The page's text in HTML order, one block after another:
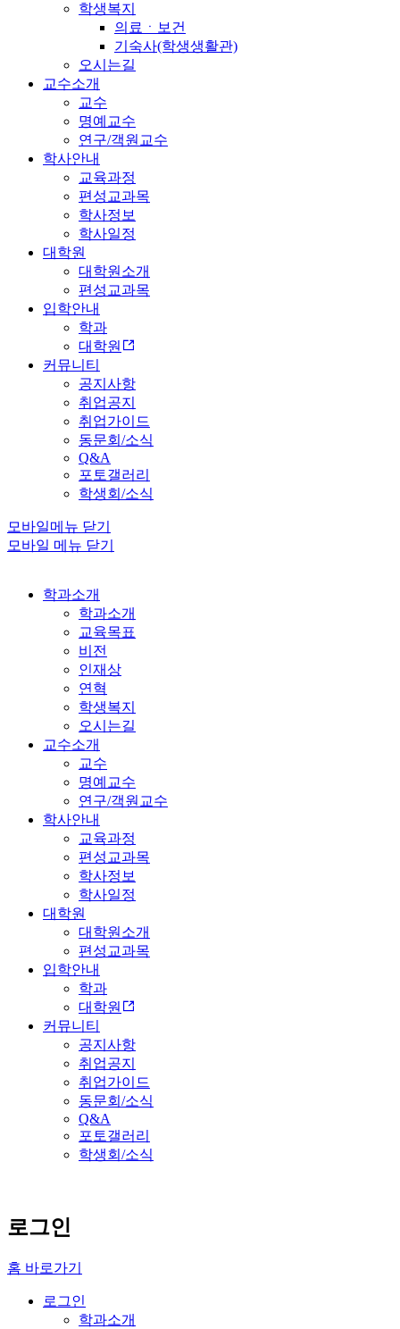
학생복지
의료ㆍ보건
기숙사(학생생활관)
오시는길
교수소개
교수
명예교수
연구/객원교수
학사안내
교육과정
편성교과목
학사정보
학사일정
대학원
대학원소개
편성교과목
입학안내
학과
대학원
커뮤니티
공지사항
취업공지
취업가이드
동문회/소식
Q&A
포토갤러리
학생회/소식
모바일메뉴 닫기
모바일 메뉴 닫기
학과소개
학과소개
교육목표
비전
인재상
연혁
학생복지
오시는길
교수소개
교수
명예교수
연구/객원교수
학사안내
교육과정
편성교과목
학사정보
학사일정
대학원
대학원소개
편성교과목
입학안내
학과
대학원
커뮤니티
공지사항
취업공지
취업가이드
동문회/소식
Q&A
포토갤러리
학생회/소식
로그인
홈 바로가기
로그인
학과소개